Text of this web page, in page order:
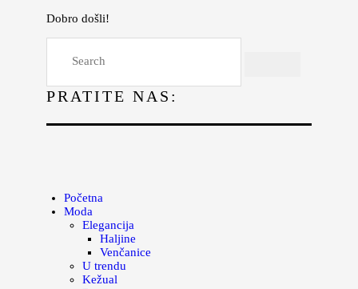
Dobro došli!
PRATITE NAS:
Početna
Moda
Elegancija
Haljine
Venčanice
U trendu
Kežual
Lepota
Kuhinja
Magazin